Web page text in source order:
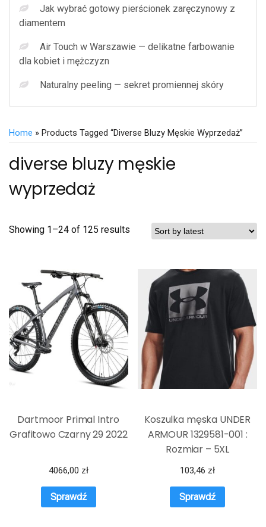
Jak wybrać gotowy pierścionek zaręczynowy z
diamentem
Air Touch w Warszawie — delikatne farbowanie
dla kobiet i mężczyzn
Naturalny peeling — sekret promiennej skóry
Home » Products Tagged “diverse Bluzy Męskie Wyprzedaż”
diverse bluzy męskie
wyprzedaż
Showing 1–24 of 125 results
Dartmoor Primal Intro
Grafitowo Czarny 29 2022
4066,00 zł
Sprawdź
Koszulka męska UNDER
ARMOUR 1329581-001 :
Rozmiar – 5XL
103,46 zł
Sprawdź